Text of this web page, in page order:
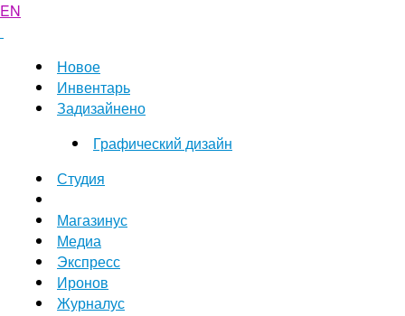
EN
Новое
Инвентарь
Задизайнено
Графический дизайн
Студия
Магазинус
Медиа
Экспресс
Иронов
Журналус